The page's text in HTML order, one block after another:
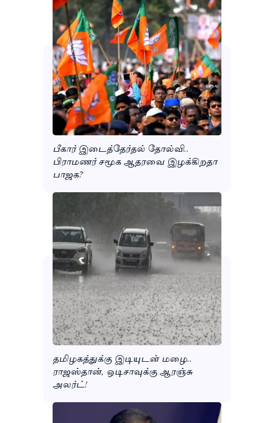
பீகார் இடைத்தேர்தல் தோல்வி..
பிராமணர் சமூக ஆதரவை இழக்கிறதா
பாஜக?
தமிழகத்துக்கு இடியுடன் மழை..
ராஜஸ்தான், ஒடிசாவுக்கு ஆரஞ்சு
அலர்ட்!